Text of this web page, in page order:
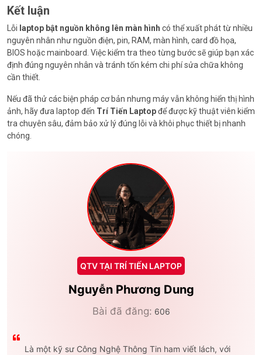
Kết luận
Lỗi laptop bật nguồn không lên màn hình có thể xuất phát từ nhiều
nguyên nhân như nguồn điện, pin, RAM, màn hình, card đồ họa,
BIOS hoặc mainboard. Việc kiểm tra theo từng bước sẽ giúp bạn xác
định đúng nguyên nhân và tránh tốn kém chi phí sửa chữa không
cần thiết.
Nếu đã thử các biện pháp cơ bản nhưng máy vẫn không hiển thị hình
ảnh, hãy đưa laptop đến Trí Tiến Laptopđể được kỹ thuật viên kiểm
tra chuyên sâu, đảm bảo xử lý đúng lỗi và khôi phục thiết bị nhanh
chóng.
QTV TẠI TRÍ TIẾN LAPTOP
Nguyễn Phương Dung
Bài đã đăng: 606
Là một kỹ sư Công Nghệ Thông Tin ham viết lách, với